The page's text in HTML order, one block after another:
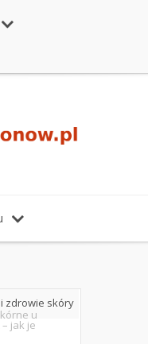
zdrowie skóry
u
jak je